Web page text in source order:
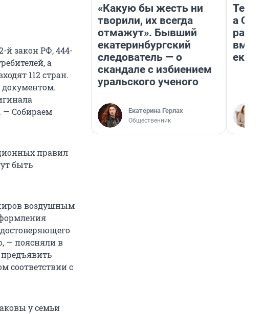
й закон РФ, 444-
а
112 стран.
документом.
— Собираем
правил
быть
воздушным
— поясняли в
соответствии с
у семьи
«Какую бы жесть ни
творили, их всегда
отмажут». Бывший
екатеринбургский
следователь — о
скандале с избиением
уральского ученого
Екатерина Герлах
Общественник
а